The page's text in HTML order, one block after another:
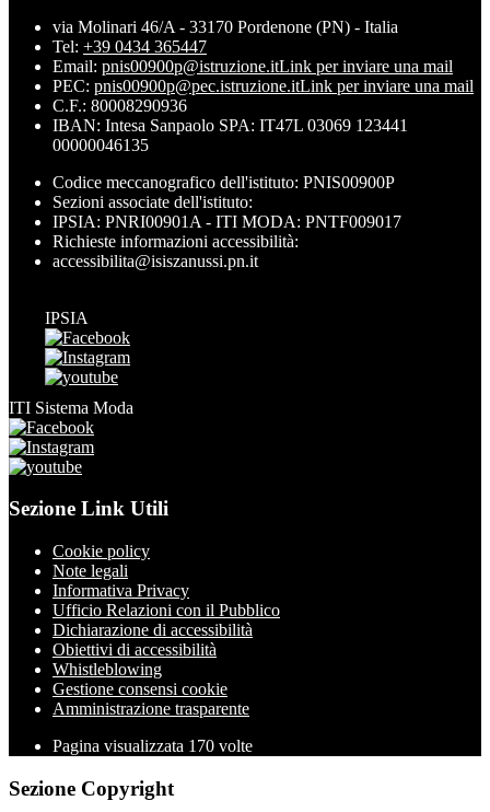
via Molinari 46/A - 33170 Pordenone (PN) - Italia
Tel: +39 0434 365447
Email: pnis00900p@istruzione.itLink per inviare una mail
PEC: pnis00900p@pec.istruzione.itLink per inviare una mail
C.F.: 80008290936
IBAN: Intesa Sanpaolo SPA: IT47L 03069 123441
00000046135
Codice meccanografico dell'istituto: PNIS00900P
Sezioni associate dell'istituto:
IPSIA: PNRI00901A - ITI MODA: PNTF009017
Richieste informazioni accessibilità:
accessibilita@isiszanussi.pn.it
IPSIA
ITI Sistema Moda
Sezione Link Utili
Cookie policy
Note legali
Informativa Privacy
Ufficio Relazioni con il Pubblico
Dichiarazione di accessibilità
Obiettivi di accessibilità
Whistleblowing
Gestione consensi cookie
Amministrazione trasparente
Pagina visualizzata 170 volte
Sezione Copyright